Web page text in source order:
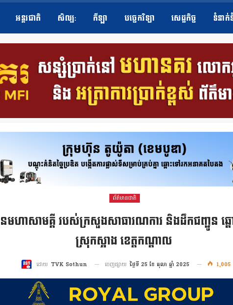
អន្តរជាតិ សិល្ប​: កីឡា បច្ចេកវិទ្យា សេដ្ឋកិច្ច ទំនា
ព័ត៌មានជាតិ
នមហាសាមគ្គី របស់ក្រសួងសាធារណការ និងដឹកជញ្ជូន ឆ្ព
ស្រុកស្អាង ខេត្តកណ្តាល
ដោយ TVK Sothun ចេញផ្សាយ ថ្ងៃទី 25 ខែ តុលា ឆ្នាំ 2025 1,005